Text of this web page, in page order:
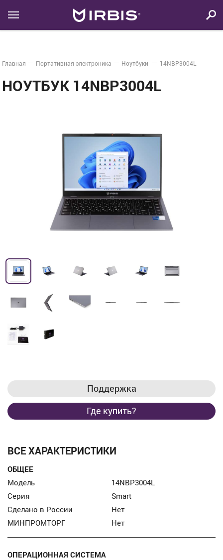
Главная Портативная электроника Ноутбуки 14NBP3004L
НОУТБУК 14NBP3004L
Поддержка
Где купить?
ВСЕ ХАРАКТЕРИСТИКИ
ОБЩЕЕ
Модель
14NBP3004L
Серия
Smart
Сделано в России
Нет
МИНПРОМТОРГ
Нет
ОПЕРАЦИОННАЯ СИСТЕМА